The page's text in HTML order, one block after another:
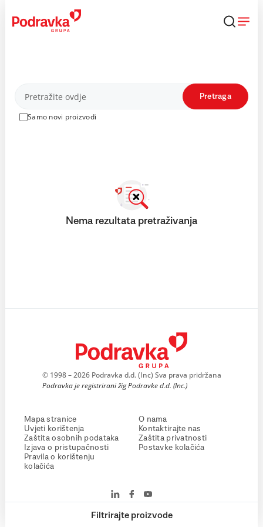
content
Proizvodi
Samo novi proizvodi
Pretraga
Filtrirajte proizvode
Nema rezultata pretraživanja
© 1998 – 2026 Podravka d.d. (Inc) Sva prava pridržana
Podravka je registrirani žig Podravke d.d. (Inc.)
Mapa stranice
Uvjeti korištenja
Zaštita osobnih podataka
Izjava o pristupačnosti
Pravila o korištenju
kolačića
O nama
Kontaktirajte nas
Zaštita privatnosti
Postavke kolačića